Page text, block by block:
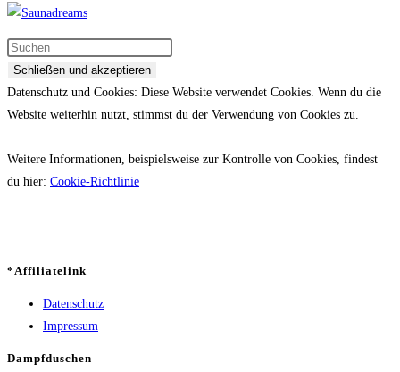
Datenschutz und Cookies: Diese Website verwendet Cookies. Wenn du die
Website weiterhin nutzt, stimmst du der Verwendung von Cookies zu.
Weitere Informationen, beispielsweise zur Kontrolle von Cookies, findest
du hier: Cookie-Richtlinie
*Affiliatelink
Datenschutz
Impressum
Dampfduschen